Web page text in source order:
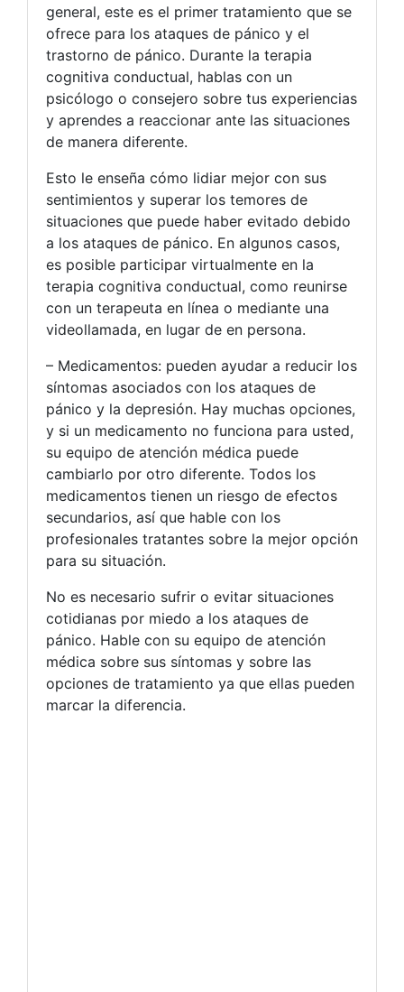
general, este es el primer tratamiento que se
ofrece para los ataques de pánico y el
trastorno de pánico. Durante la terapia
cognitiva conductual, hablas con un
psicólogo o consejero sobre tus experiencias
y aprendes a reaccionar ante las situaciones
de manera diferente.
Esto le enseña cómo lidiar mejor con sus
sentimientos y superar los temores de
situaciones que puede haber evitado debido
a los ataques de pánico. En algunos casos,
es posible participar virtualmente en la
terapia cognitiva conductual, como reunirse
con un terapeuta en línea o mediante una
videollamada, en lugar de en persona.
– Medicamentos: pueden ayudar a reducir los
síntomas asociados con los ataques de
pánico y la depresión. Hay muchas opciones,
y si un medicamento no funciona para usted,
su equipo de atención médica puede
cambiarlo por otro diferente. Todos los
medicamentos tienen un riesgo de efectos
secundarios, así que hable con los
profesionales tratantes sobre la mejor opción
para su situación.
No es necesario sufrir o evitar situaciones
cotidianas por miedo a los ataques de
pánico. Hable con su equipo de atención
médica sobre sus síntomas y sobre las
opciones de tratamiento ya que ellas pueden
marcar la diferencia.